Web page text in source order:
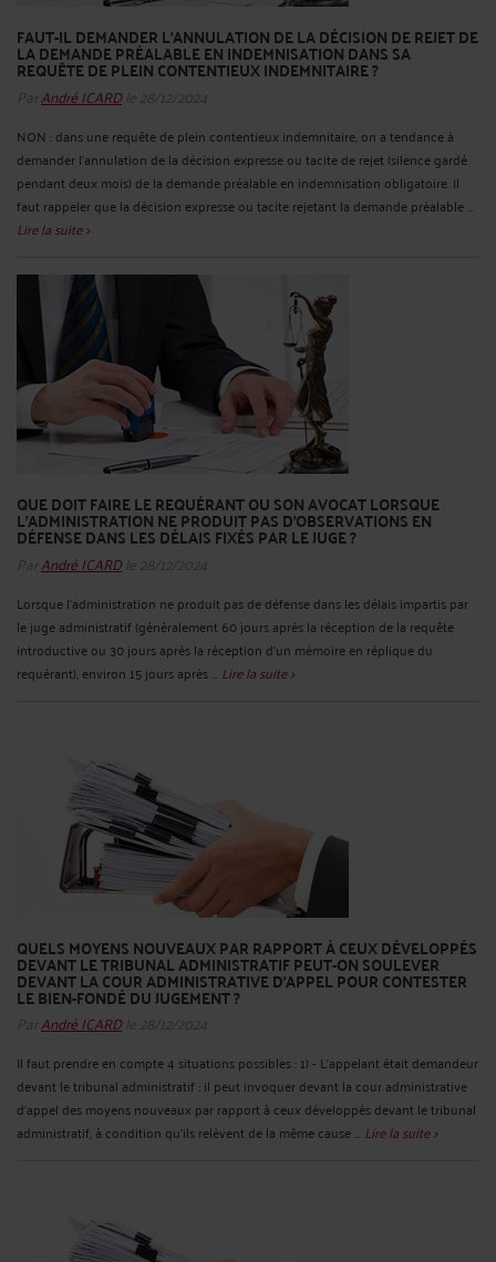
FAUT-IL DEMANDER L’ANNULATION DE LA DÉCISION DE REJET DE
LA DEMANDE PRÉALABLE EN INDEMNISATION DANS SA
REQUÊTE DE PLEIN CONTENTIEUX INDEMNITAIRE ?
ParAndré ICARDle 28/12/2024
NON : dans une requête de plein contentieux indemnitaire, on a tendance à
demander l’annulation de la décision expresse ou tacite de rejet (silence gardé
pendant deux mois) de la demande préalable en indemnisation obligatoire. Il
faut rappeler que la décision expresse ou tacite rejetant la demande préalable ...
Lire la suite >
QUE DOIT FAIRE LE REQUÉRANT OU SON AVOCAT LORSQUE
L'ADMINISTRATION NE PRODUIT PAS D'OBSERVATIONS EN
DÉFENSE DANS LES DÉLAIS FIXÉS PAR LE JUGE ?
ParAndré ICARDle 28/12/2024
Lorsque l’administration ne produit pas de défense dans les délais impartis par
le juge administratif (généralement 60 jours après la réception de la requête
introductive ou 30 jours après la réception d’un mémoire en réplique du
requérant), environ 15 jours après ... Lire la suite >
QUELS MOYENS NOUVEAUX PAR RAPPORT À CEUX DÉVELOPPÉS
DEVANT LE TRIBUNAL ADMINISTRATIF PEUT-ON SOULEVER
DEVANT LA COUR ADMINISTRATIVE D’APPEL POUR CONTESTER
LE BIEN-FONDÉ DU JUGEMENT ?
ParAndré ICARDle 28/12/2024
Il faut prendre en compte 4 situations possibles : 1) - L'appelant était demandeur
devant le tribunal administratif : il peut invoquer devant la cour administrative
d'appel des moyens nouveaux par rapport à ceux développés devant le tribunal
administratif, à condition qu'ils relèvent de la même cause ... Lire la suite >